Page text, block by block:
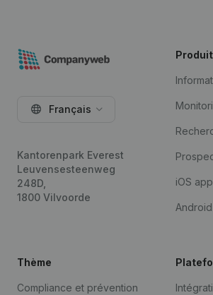
Français
Kantorenpark Everest
Leuvensesteenweg
248D,
1800 Vilvoorde
Produit
iOS app
Thème
Compliance et prévention